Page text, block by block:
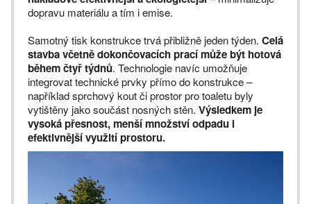
dopravu materiálu a tím i emise.
Samotný tisk konstrukce trvá přibližně jeden týden. Celá
stavba včetně dokončovacích prací může být hotová
během čtyř týdnů. Technologie navíc umožňuje
integrovat technické prvky přímo do konstrukce –
například sprchový kout či prostor pro toaletu byly
vytištěny jako součást nosných stěn. Výsledkem je
vysoká přesnost, menší množství odpadu i
efektivnější využití prostoru.